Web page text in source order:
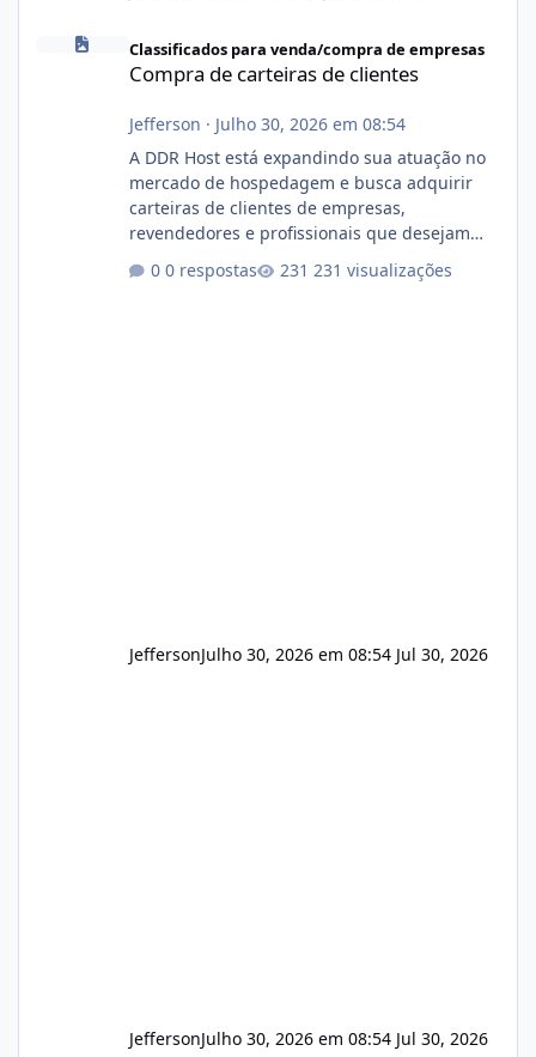
Classificados para venda/compra de empresas
Compra de carteiras de clientes
Jefferson · Julho 30, 2026 em 08:54
A DDR Host está expandindo sua atuação no
mercado de hospedagem e busca adquirir
carteiras de clientes de empresas,
revendedores e profissionais que desejam
operação. Se você possui clientes ativos de
0 respostas 231 visualizações
JeffersonJulho 30, 2026 em 08:54 Jul 30, 2026
JeffersonJulho 30, 2026 em 08:54 Jul 30, 2026